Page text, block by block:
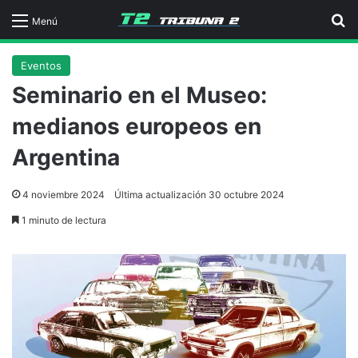
Menú
Eventos
Seminario en el Museo:
medianos europeos en
Argentina
4 noviembre 2024 Última actualización 30 octubre 2024
1 minuto de lectura